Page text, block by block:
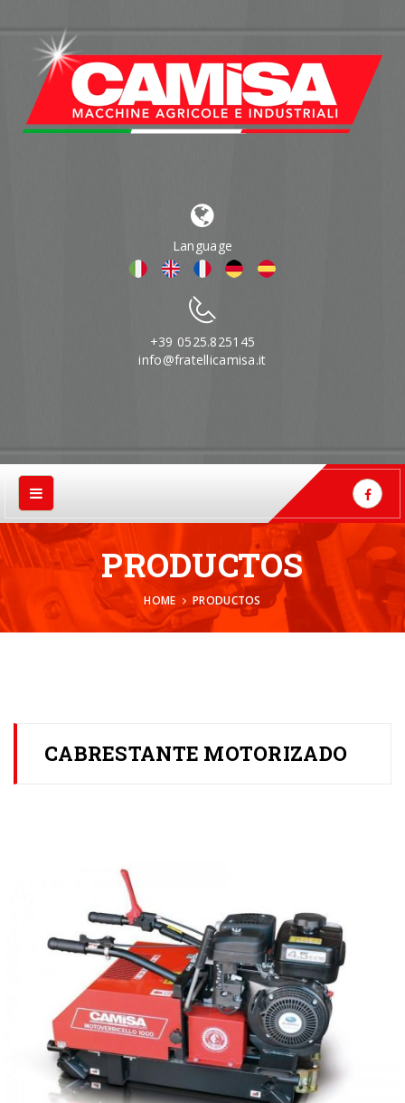
Language
+39 0525.825145
info@fratellicamisa.it
PRODUCTOS
HOME PRODUCTOS
CABRESTANTE MOTORIZADO